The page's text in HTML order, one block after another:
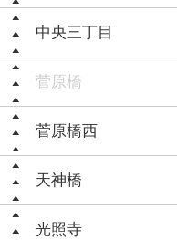
中央三丁目
菅原橋
菅原橋西
天神橋
光照寺